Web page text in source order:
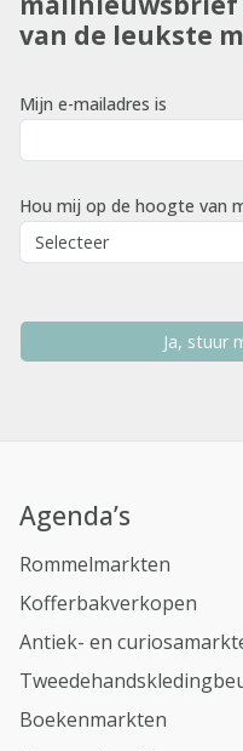
van de leukste
Mijn e-mailadres is
Hou mij op de hoogte van
Agenda’s
Rommelmarkten
Kofferbakverkopen
Antiek- en
Boekenmarkten